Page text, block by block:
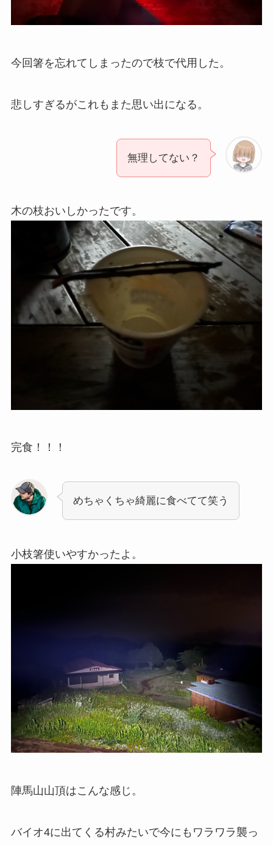
今回箸を忘れてしまったので枝で代用した。
悲しすぎるがこれもまた思い出になる。
無理してない？
木の枝おいしかったです。
完食！！！
めちゃくちゃ綺麗に食べてて笑う
小枝箸使いやすかったよ。
陣馬山山頂はこんな感じ。
バイオ4に出てくる村みたいで今にもワラワラ襲っ